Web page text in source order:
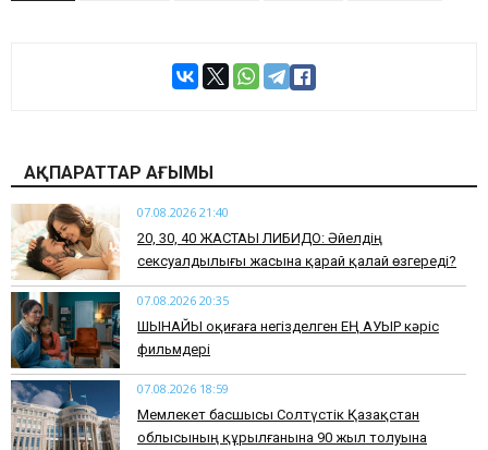
АҚПАРАТТАР АҒЫМЫ
07.08.2026 21:40
​20, 30, 40 ЖАСТАҒЫ ЛИБИДО: Әйелдің
сексуалдылығы жасына қарай қалай өзгереді?
07.08.2026 20:35
​ШЫНАЙЫ оқиғаға негізделген ЕҢ АУЫР кәріс
фильмдері
07.08.2026 18:59
Мемлекет басшысы Солтүстік Қазақстан
облысының құрылғанына 90 жыл толуына